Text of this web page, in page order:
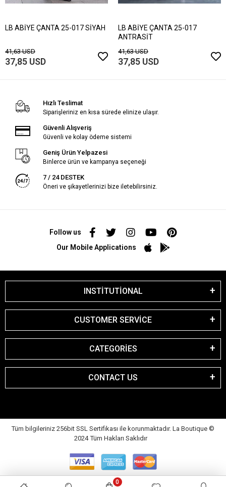
LB ABİYE ÇANTA 25-017 SİYAH
41,63 USD
37,85 USD
LB ABİYE ÇANTA 25-017
ANTRASİT
41,63 USD
37,85 USD
Hızlı Teslimat
Siparişleriniz en kısa sürede elinize ulaşır.
Güvenli Alışveriş
Güvenli ve kolay ödeme sistemi
Geniş Ürün Yelpazesi
Binlerce ürün ve kampanya seçeneği
7 / 24 DESTEK
Öneri ve şikayetlerinizi bize iletebilirsiniz.
Follow us
Our Mobile Applications
INSTİTUTİONAL
CUSTOMER SERVİCE
CATEGORİES
CONTACT US
Tüm bilgileriniz 256bit SSL Sertifikası ile korunmaktadır. La Boutique ©
2024 Tüm Hakları Saklıdır
0